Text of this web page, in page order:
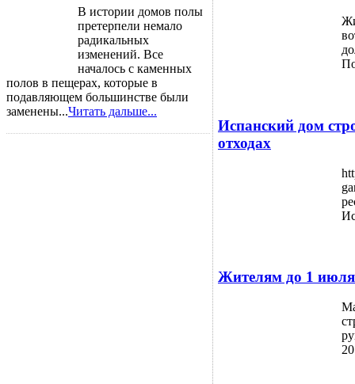
В истории домов полы
претерпели немало
радикальных
изменений. Все
началось с каменных
полов в пещерах, которые в
подавляющем большинстве были
заменены...Читать дальше...
Испанский дом
отходах
Жителям до 1 июля